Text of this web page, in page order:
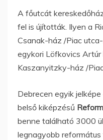
A főutcát
fel is újították. Ilyen a
Csanak-ház /Piac
egykori Löfkovics
Kaszanyitzky-ház /
Debrecen egyik
belső kiképzésű
benne található 3000
legnagyobb